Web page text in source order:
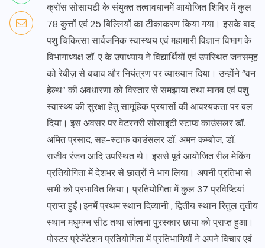
क्रॉस सोसायटी के संयुक्त तत्वावधानमें आयोजित शिविर में कुल
78 कुत्तों एवं 25 बिल्लियों का टीकाकरण किया गया। इसके बाद
पशु चिकित्सा सार्वजनिक स्वास्थय एवं महामारी विज्ञान विभाग के
विभागाध्यक्ष डॉ. ए के उपाध्याय ने विद्यार्थियों एवं उपस्थित जनसमूह
को रेबीज़ से बचाव और नियंत्रण पर व्याख्यान दिया। उन्होंने “वन
हेल्थ” की अवधारणा को विस्तार से समझाया तथा मानव एवं पशु
स्वास्थ्य की सुरक्षा हेतु सामूहिक प्रयासों की आवश्यकता पर बल
दिया। इस अवसर पर वेटरनरी सोसाइटी स्टाफ काउंसलर डॉ.
अमित प्रसाद, सह-स्टाफ काउंसलर डॉ. अमन कम्बोज, डॉ.
राजीव रंजन आदि उपस्थित थे। इससे पूर्व आयोजित रील मेकिंग
प्रतियोगिता में देशभर से छात्रों ने भाग लिया। अपनी प्रतिभा से
सभी को प्रभावित किया। प्रतियोगिता में कुल 37 प्रविष्टियां
प्राप्त हुईं।इनमें प्रथम स्थान दिव्यानी , द्वितीय स्थान रितुल तृतीय
स्थान मधुमग्न सीट तथा सांत्वना पुरस्कार छाया को प्राप्त हुआ।
पोस्टर प्रेजेंटेशन प्रतियोगिता में प्रतिभागियों ने अपने विचार एवं